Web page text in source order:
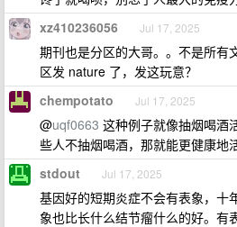
xz410236056 Jul 17, 2025
期刊也是分区的大哥。。不是所有
区发 nature 了，发这玩意？
chempotato Jul 17, 2025
@uqf0663 这种例子就像抽烟喝酒
些人不抽烟喝酒，那就能更健康地
stdout Jul 17, 2025
基因好的短期炎症不会有表象，十
象也比长什么结节瘤什么的好。有